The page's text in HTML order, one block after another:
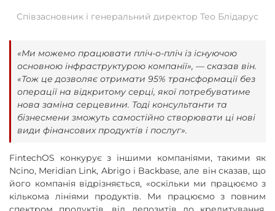
Співзасновник і генеральний директор Тео Блідарус
«Ми можемо працювати пліч-о-пліч із існуючою
основною інфраструктурою компанії», — сказав він.
«Тож це дозволяє отримати 95% трансформації без
операції на відкритому серці, якої потребуватиме
нова заміна серцевини. Тоді консультанти та
бізнесмени зможуть самостійно створювати ці нові
види фінансових продуктів і послуг».
FintechOS конкурує з іншими компаніями, такими як
Ncino, Meridian Link, Abrigo і Backbase, але він сказав, що
його компанія відрізняється, «оскільки ми працюємо з
кількома лініями продуктів. Ми працюємо з повним